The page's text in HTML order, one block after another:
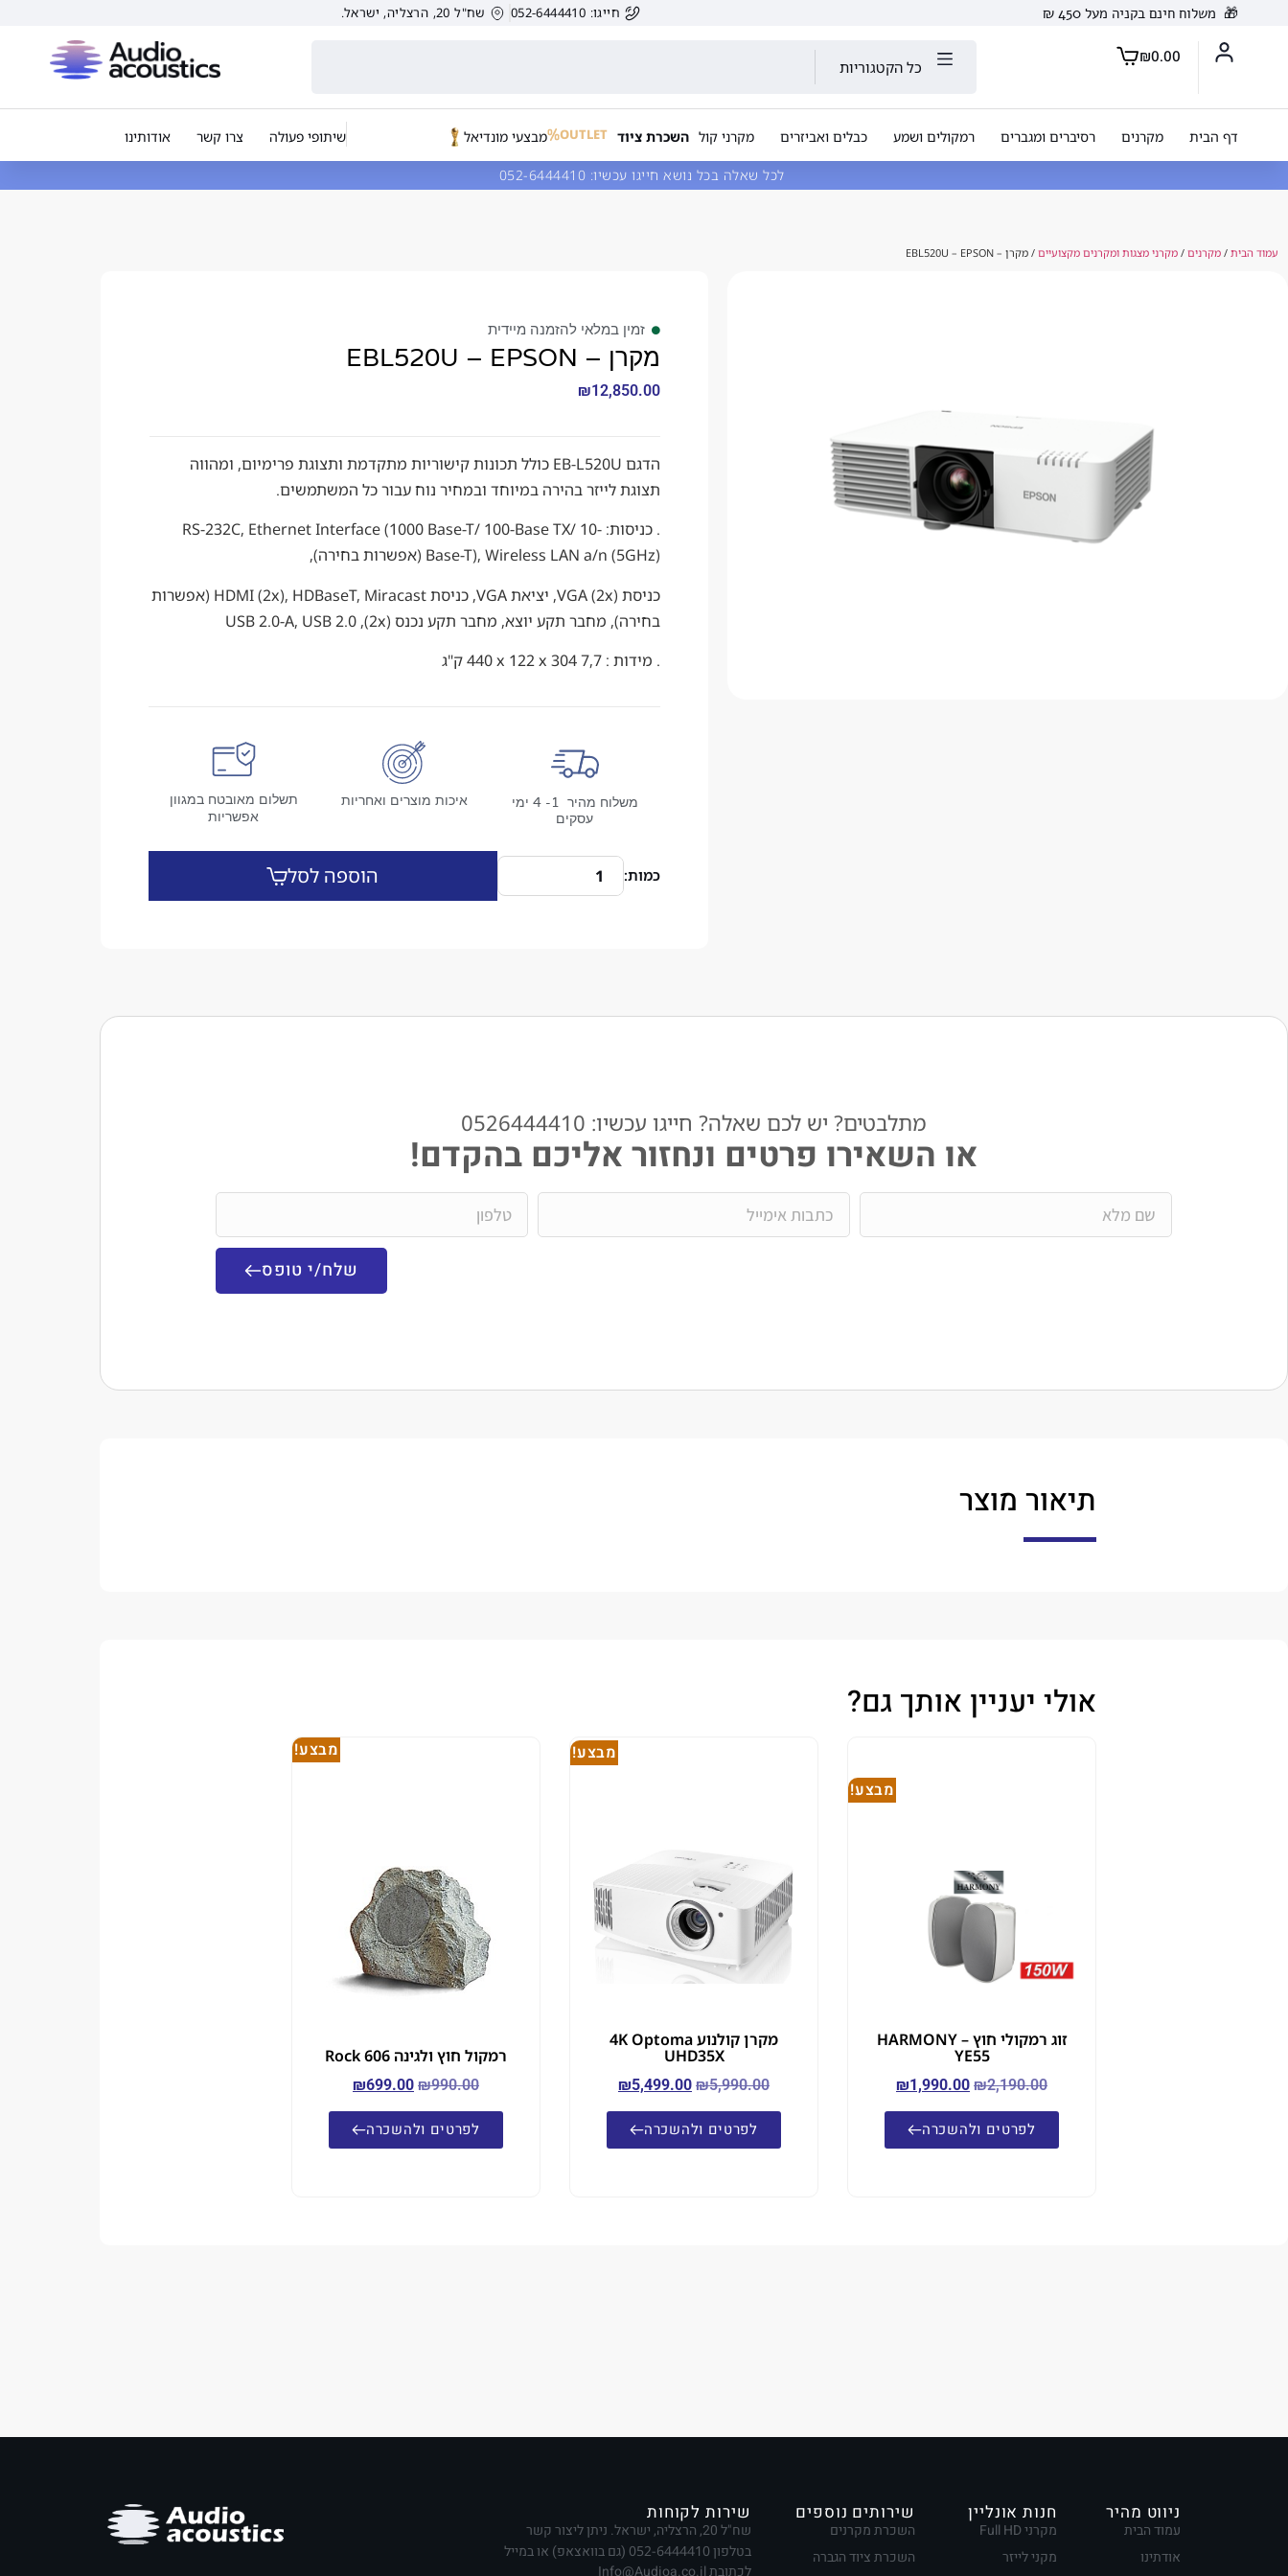
🎁 משלוח חינם בקניה מעל 450 ₪ חייגו: 052-6444410 שח"ל 20, הרצליה, ישראל.
₪0.00
כל הקטגוריות
דף הבית מקרנים רסיברים ומגברים רמקולים ושמע כבלים ואביזרים מקרני קול השכרת ציוד OUTLET מבצעי מונדיאל שיתופי פעולה צרו קשר אודותינו
לכל שאלה בכל נושא חייגו עכשיו:
עמוד הבית / מקרנים / מקרני מצגות ומקרנים מקצועיים / מקרן – EBL520U – EPSON
זמין במלאי להזמנה מיידית
מקרן – EBL520U – EPSON
₪12,850.00
הדגם EB-L520U כולל תכונות קישוריות מתקדמת ותצוגת פרימיום, ומהווה
תצוגת לייזר בהירה במיוחד ובמחיר נוח עבור כל המשתמשים.
. כניסות: RS-232C, Ethernet Interface (1000 Base-T/ 100-Base TX/ 10-
Base-T), Wireless LAN a/n (5GHz) (אפשרות בחירה),
כניסת VGA (2x), יציאת VGA, כניסת HDMI (2x), HDBaseT, Miracast (אפשרות
בחירה), מחבר תקע יוצא, מחבר תקע נכנס (2x), USB 2.0-A, USB 2.0
. מידות : 440‎ x 122 x 304 7,7 ק"ג
משלוח מהיר 1- 4 ימי
עסקים
איכות מוצרים ואחריות
תשלום מאובטח במגוון
אפשריות
הוספה לסל
מתלבטים? יש לכם שאלה? חייגו עכשיו: 0526444410​
או השאירו פרטים ונחזור אליכם בהקדם!
שלח/י טופס
תיאור מוצר
אולי יעניין אותך גם?
מבצע!
זוג רמקולי חוץ – HARMONY
YE55
₪2,190.00
₪1,990.00
לפרטים ולהשכרה
מבצע!
מקרן קולנוע 4K Optoma
UHD35X
₪5,990.00
₪5,499.00
לפרטים ולהשכרה
מבצע!
רמקול חוץ ולגינה Rock 606
₪990.00
₪699.00
לפרטים ולהשכרה
ניווט מהיר
עמוד הבית
אודתינו
חנות אונליין
מקרני Full HD
מקני לייזר
שירותים נוספים
השכרת מקרנים
השכרת ציוד הגברה
שירות לקוחות
שח"ל 20, הרצליה, ישראל. ניתן ליצור קשר
בטלפון 052-6444410 (גם בוואצאפ) או במייל
לכתובת Info@Audioa.co.il